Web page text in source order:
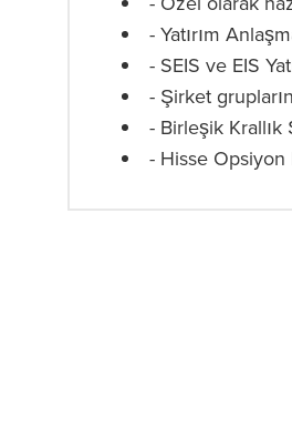
- Yatırım
- SEIS ve EIS
- Şirket
- Birleşik Krallık
- Hisse Opsiyon